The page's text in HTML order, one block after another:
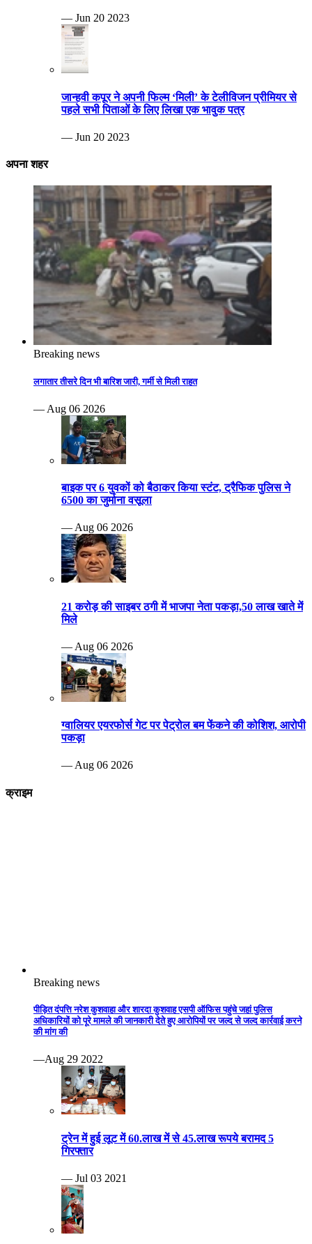
— Jun 20 2023
जान्हवी कपूर ने अपनी फिल्म ‘मिली’ के टेलीविजन प्रीमियर से
पहले सभी पिताओं के लिए लिखा एक भावुक पत्र
— Jun 20 2023
अपना शहर
Breaking news
लगातार तीसरे दिन भी बारिश जारी, गर्मी से मिली राहत
— Aug 06 2026
बाइक पर 6 युवकों को बैठाकर किया स्टंट, ट्रैफिक पुलिस ने
6500 का जुर्माना वसूला
— Aug 06 2026
21 करोड़ की साइबर ठगी में भाजपा नेता पकड़ा,50 लाख खाते में
मिले
— Aug 06 2026
ग्वालियर एयरफोर्स गेट पर पेट्रोल बम फेंकने की कोशिश, आरोपी
पकड़ा
— Aug 06 2026
क्राइम
ट्रेन में हुई लूट में 60.लाख में से 45.लाख रूपये बरामद 5
गिरफ्तार
— Jul 03 2021
पति करता था शक, पत्नी ने कर दी हत्या .महाराजपुरा थाना क्षेत्र
— Jun 06 2021
युवक ने अपनी ही प्रेमिका की गला घोंटकर हत्या कर दी।